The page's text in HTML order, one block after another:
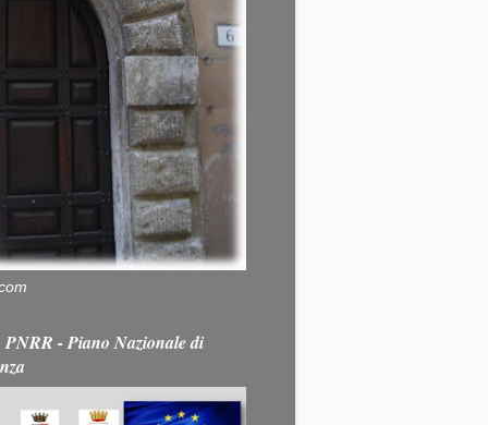
- Piano Nazionale di